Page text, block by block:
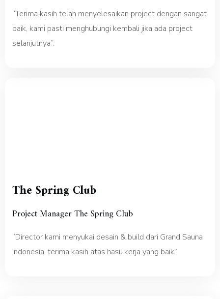
“Terima kasih telah menyelesaikan project dengan sangat
baik, kami pasti menghubungi kembali jika ada project
selanjutnya”.
The Spring Club
Project Manager The Spring Club
“Director kami menyukai desain & build dari Grand Sauna
Indonesia, terima kasih atas hasil kerja yang baik”